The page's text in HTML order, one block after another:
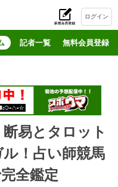
ログイン
記者一覧 無料会員登録
断易とタロット
！占い師競馬
全鑑定